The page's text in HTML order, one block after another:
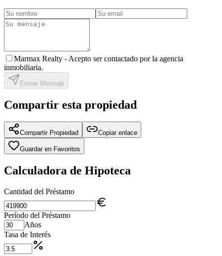
Marmax Realty - Acepto ser contactado por la agencia
inmobiliaria.
Enviar Mensaje
Compartir esta propiedad
Compartir Propiedad Copiar enlace
Guardar en Favoritos
Calculadora de Hipoteca
Cantidad del Préstamo
Período del Préstamo
Años
Tasa de Interés